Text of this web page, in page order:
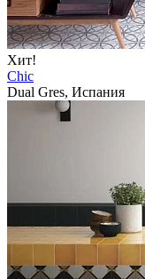
Хит!
Chic
Dual Gres, Испания